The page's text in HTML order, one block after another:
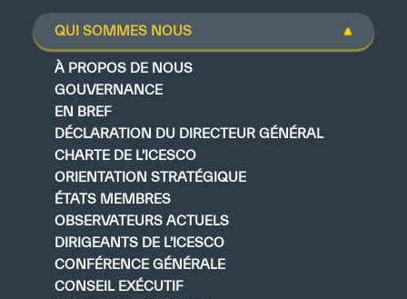
QUI SOMMES NOUS
À PROPOS DE NOUS
GOUVERNANCE
EN BREF
DÉCLARATION DU DIRECTEUR GÉNÉRAL
CHARTE DE L’ICESCO
ORIENTATION STRATÉGIQUE
ÉTATS MEMBRES
OBSERVATEURS ACTUELS
DIRIGEANTS DE L’ICESCO
CONFÉRENCE GÉNÉRALE
CONSEIL EXÉCUTIF